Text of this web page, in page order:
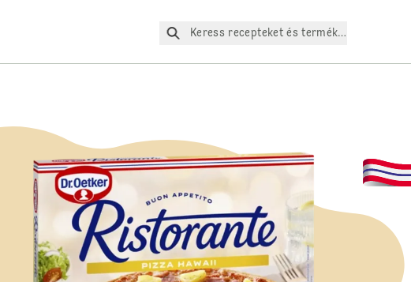
Keress recepteket és termékeket az